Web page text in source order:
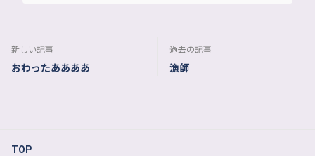
新しい記事
おわったああああ
過去の記事
漁師
TOP